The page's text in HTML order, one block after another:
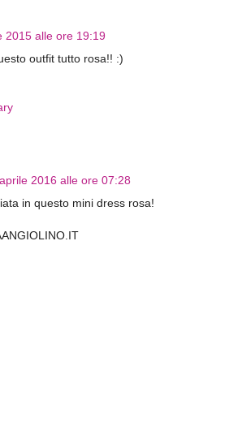
2015 alle ore 19:19
outfit tutto rosa!! :)
2016 alle ore 07:28
in questo mini dress rosa!